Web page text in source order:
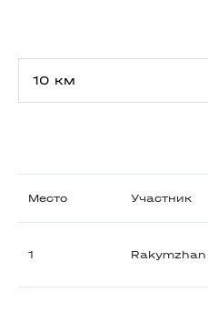
Место Участник
1